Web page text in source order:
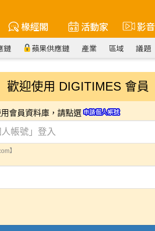
椽經閣 活動家 影音
鏈 蘋果供應鏈 產業 區域 議題
歡迎使用 DIGITIMES 會員
會員資料庫，請點選
】